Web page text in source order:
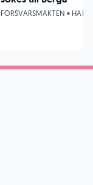
FÖRSVARSMAKTEN •